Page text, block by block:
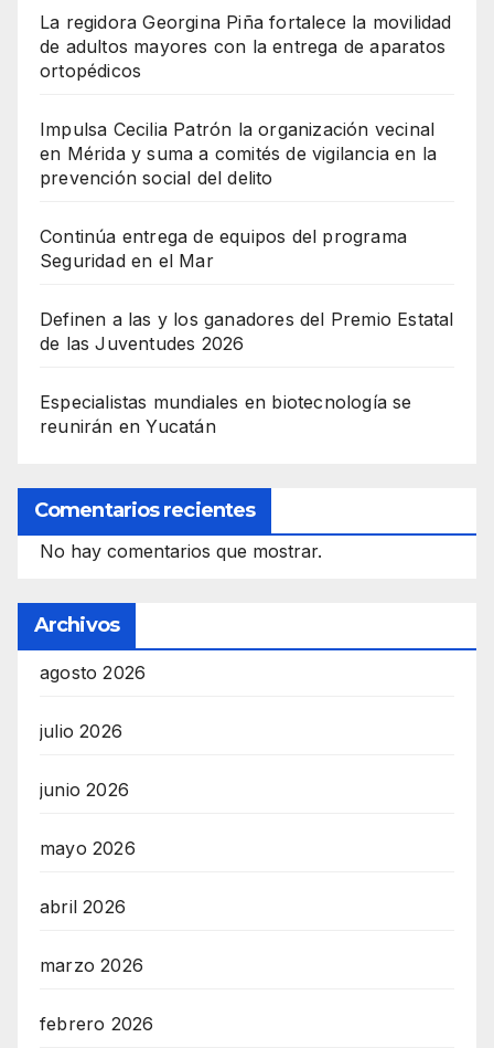
La regidora Georgina Piña fortalece la movilidad
de adultos mayores con la entrega de aparatos
ortopédicos
Impulsa Cecilia Patrón la organización vecinal
en Mérida y suma a comités de vigilancia en la
prevención social del delito
Continúa entrega de equipos del programa
Seguridad en el Mar
Definen a las y los ganadores del Premio Estatal
de las Juventudes 2026
Especialistas mundiales en biotecnología se
reunirán en Yucatán
Comentarios recientes
No hay comentarios que mostrar.
Archivos
agosto 2026
julio 2026
junio 2026
mayo 2026
abril 2026
marzo 2026
febrero 2026